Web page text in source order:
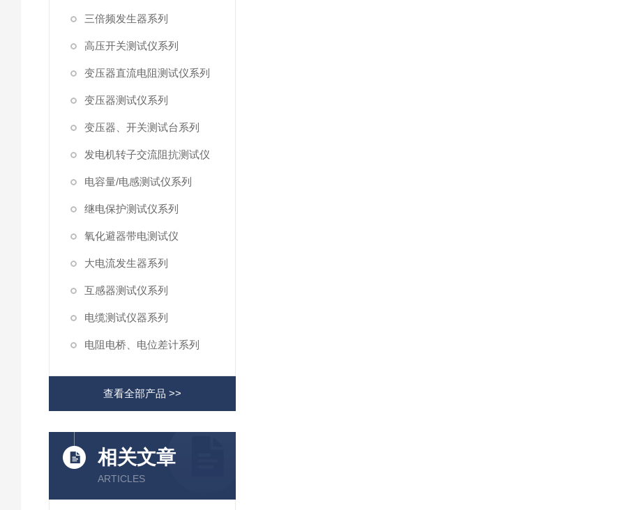
三倍频发生器系列
高压开关测试仪系列
变压器直流电阻测试仪系列
变压器测试仪系列
变压器、开关测试台系列
发电机转子交流阻抗测试仪
电容量/电感测试仪系列
继电保护测试仪系列
氧化避器带电测试仪
大电流发生器系列
互感器测试仪系列
电缆测试仪器系列
电阻电桥、电位差计系列
查看全部产品 >>
相关文章
ARTICLES